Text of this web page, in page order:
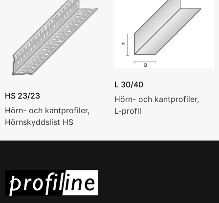
HS 23/23
Hörn- och kantprofiler,
Hörnskyddslist HS
L 30/40
Hörn- och kantprofiler,
L-profil